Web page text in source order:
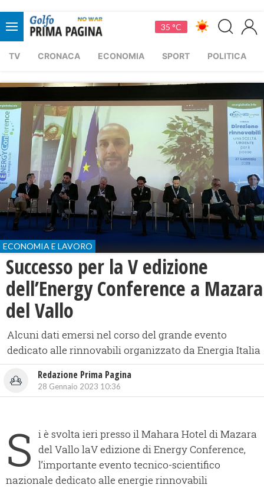
35 °C
TV CRONACA ECONOMIA SPORT POLITICA
ECONOMIA E LAVORO
Successo per la V edizione
dell’Energy Conference a Mazara
del Vallo
Alcuni dati emersi nel corso del grande evento
dedicato alle rinnovabili organizzato da Energia Italia
Redazione Prima Pagina
28 Gennaio 2023 10:36
S i è svolta ieri presso il Mahara Hotel di Mazara
del Vallo laV edizione di Energy Conference,
l’importante evento tecnico-scientifico
nazionale dedicato alle energie rinnovabili